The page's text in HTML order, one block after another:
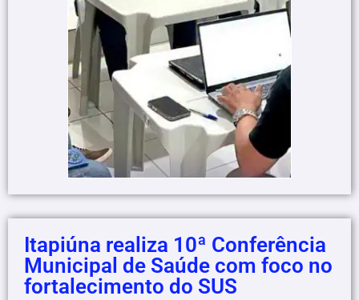
Itapiúna realiza 10ª Conferência
Municipal de Saúde com foco no
fortalecimento do SUS